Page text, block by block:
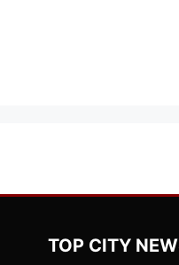
TOP CITY